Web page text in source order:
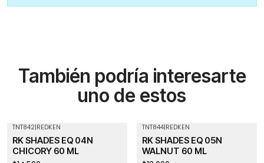
También podría interesarte
uno de estos
TNT842|REDKEN
RK SHADES EQ 04N
CHICORY 60 ML
TNT844|REDKEN
RK SHADES EQ 05N
WALNUT 60 ML